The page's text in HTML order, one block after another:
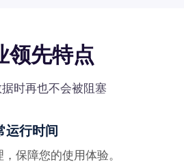
领先特点
时再也不会被阻塞
运行时间
保障您的使用体验。